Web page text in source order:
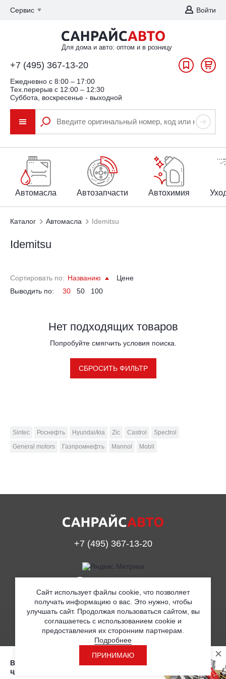
Сервис Войти
Для дома и авто: оптом и в розницу
+7 (495) 367-13-20
Ежедневно c 8:00 – 17:00
Тех.перерыв с 12:00 – 12:30
Суббота, воскресенье - выходной
Автомасла Автозапчасти Автохимия
Каталог Автомасла Idemitsu
Idemitsu
Сортировать по: Названию
Цене
Выводить по:
30 50 100
Нет подходящих товаров
Попробуйте смягчить условия поиска.
СБРОСИТЬ ФИЛЬТР
Sintec Роснефть Hyundai/kia Zic Castrol
Spectrol
General motors
Газпромнефть Mannol Mobil
Вы находитесь на странице с розничными
ценами
+7 (495) 367-13-20
Принимаем к оплате
© ООО «Санрайс Авто» 2019
Согласие на обработку персональных данных
Политика в отношении обработки персональных данных
Сайт использует файлы cookie, что позволяет
получать информацию о вас. Это нужно, чтобы
улучшать сайт. Продолжая пользоваться сайтом, вы
соглашаетесь с использованием cookie и
предоставления их сторонним партнерам.
Подробнее
ПРИНИМАЮ